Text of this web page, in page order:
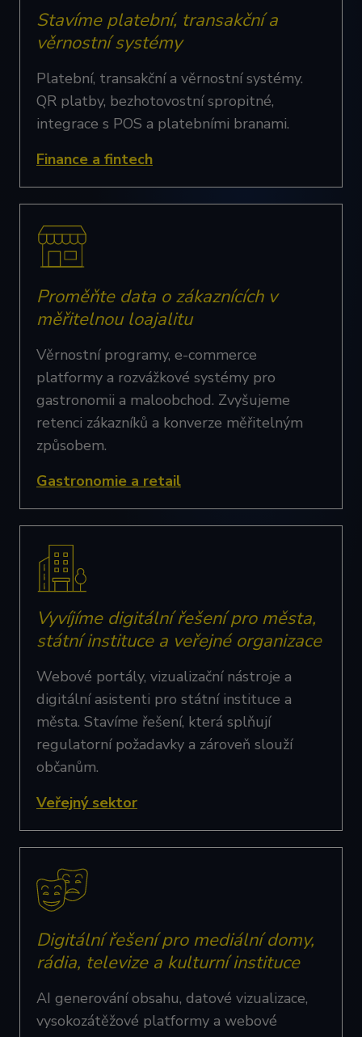
Stavíme platební, transakční a
věrnostní systémy
Platební, transakční a věrnostní systémy.
QR platby, bezhotovostní spropitné,
integrace s POS a platebními branami.
Finance a fintech
Proměňte data o zákaznících v
měřitelnou loajalitu
Věrnostní programy, e-commerce
platformy a rozvážkové systémy pro
gastronomii a maloobchod. Zvyšujeme
retenci zákazníků a konverze měřitelným
způsobem.
Gastronomie a retail
Vyvíjíme digitální řešení pro města,
státní instituce a veřejné organizace
Webové portály, vizualizační nástroje a
digitální asistenti pro státní instituce a
města. Stavíme řešení, která splňují
regulatorní požadavky a zároveň slouží
občanům.
Veřejný sektor
Digitální řešení pro mediální domy,
rádia, televize a kulturní instituce
AI generování obsahu, datové vizualizace,
vysokozátěžové platformy a webové